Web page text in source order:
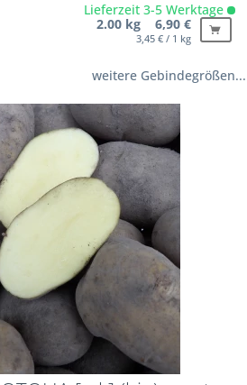
Lieferzeit 3-5 Werktage
2.00 kg 6,90 €
3,45 € / 1 kg
weitere Gebindegrößen...